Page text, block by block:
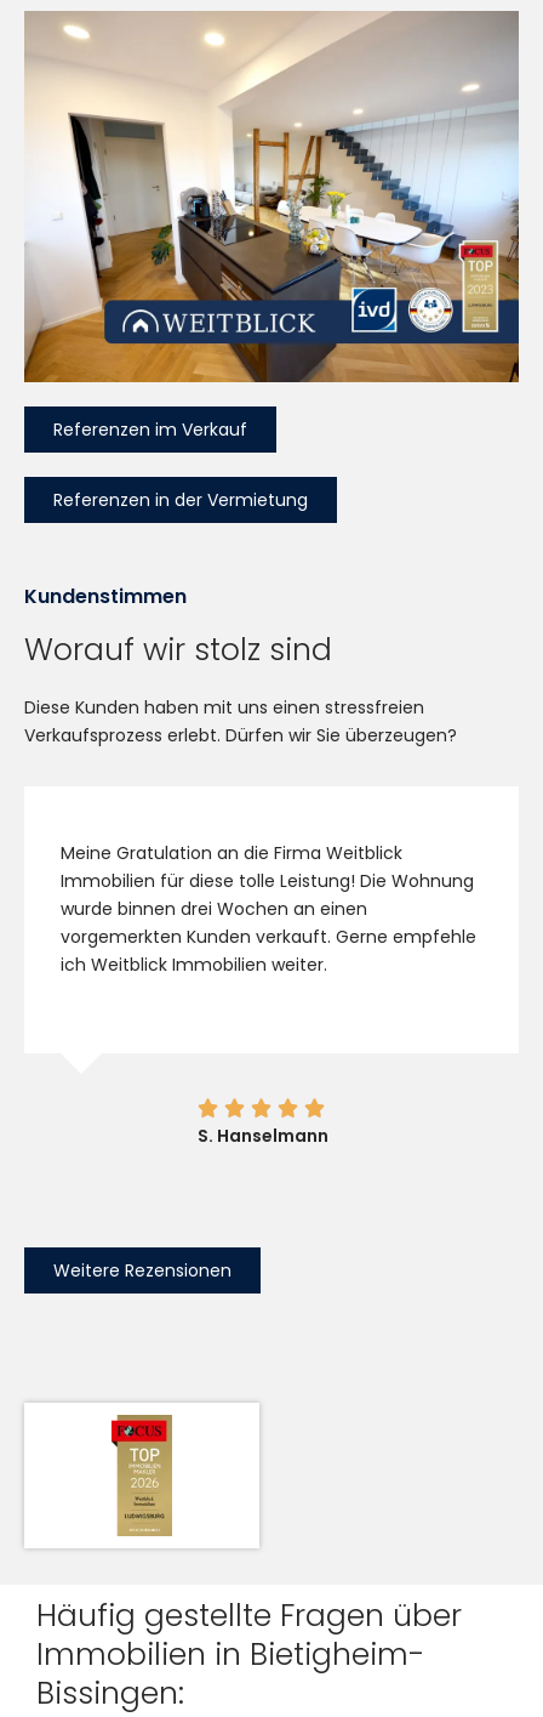
Referenzen im Verkauf
Referenzen in der Vermietung
Kundenstimmen
Worauf wir stolz sind
Diese Kunden haben mit uns einen stressfreien
Verkaufsprozess erlebt. Dürfen wir Sie überzeugen?
Meine Gratulation an die Firma Weitblick
Immobilien für diese tolle Leistung! Die Wohnung
wurde binnen drei Wochen an einen
vorgemerkten Kunden verkauft. Gerne empfehle
ich Weitblick Immobilien weiter.
    
S. Hanselmann
Weitere Rezensionen
Häufig gestellte Fragen über
Immobilien in Bietigheim-
Bissingen: